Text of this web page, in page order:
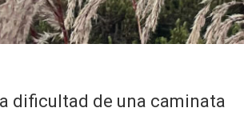
dificultad de una caminata